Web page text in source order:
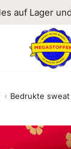
auf Lager
Bedrukte